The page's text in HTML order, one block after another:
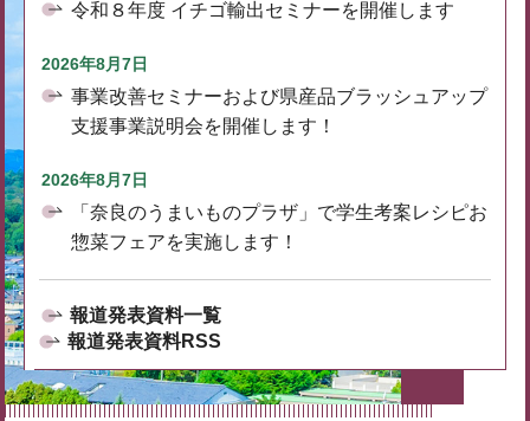
令和８年度 イチゴ輸出セミナーを開催します
2026年8月7日
事業改善セミナーおよび県産品ブラッシュアップ
支援事業説明会を開催します！
2026年8月7日
「奈良のうまいものプラザ」で学生考案レシピお
惣菜フェアを実施します！
報道発表資料一覧
報道発表資料RSS